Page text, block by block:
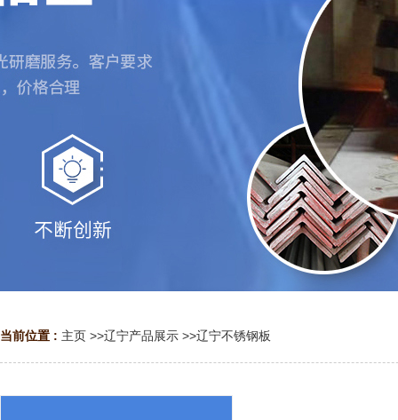
当前位置 : 主页 >>辽宁产品展示 >>辽宁不锈钢板